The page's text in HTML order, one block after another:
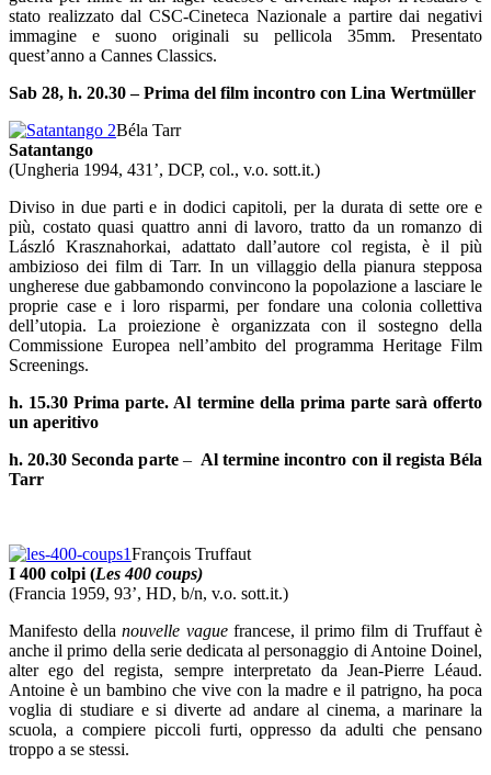
stato realizzato dal CSC-Cineteca Nazionale a partire dai negativi
immagine e suono originali su pellicola 35mm. Presentato
quest’anno a Cannes Classics.
Sab 28, h. 20.30 – Prima del film incontro con Lina Wertmüller
Béla Tarr
Satantango
(Ungheria 1994, 431’, DCP, col., v.o. sott.it.)
Diviso in due parti e in dodici capitoli, per la durata di sette ore e
più, costato quasi quattro anni di lavoro, tratto da un romanzo di
László Krasznahorkai, adattato dall’autore col regista, è il più
ambizioso dei film di Tarr. In un villaggio della pianura stepposa
ungherese due gabbamondo convincono la popolazione a lasciare le
proprie case e i loro risparmi, per fondare una colonia collettiva
dell’utopia. La proiezione è organizzata con il sostegno della
Commissione Europea nell’ambito del programma Heritage Film
Screenings.
h. 15.30 Prima parte. Al termine della prima parte sarà offerto
un aperitivo
h. 20.30 Seconda parte– Al termine incontro con il regista Béla
Tarr
François Truffaut
I 400 colpi (Les 400 coups)
(Francia 1959, 93’, HD, b/n, v.o. sott.it.)
Manifesto dellanouvelle vaguefrancese, il primo film di Truffaut è
anche il primo della serie dedicata al personaggio di Antoine Doinel,
alter ego del regista, sempre interpretato da Jean-Pierre Léaud.
Antoine è un bambino che vive con la madre e il patrigno, ha poca
voglia di studiare e si diverte ad andare al cinema, a marinare la
scuola, a compiere piccoli furti, oppresso da adulti che pensano
troppo a se stessi.